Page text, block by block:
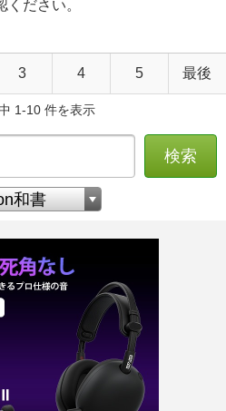
場合の対処法など、詳しくは
3 4
1-10 件を表示